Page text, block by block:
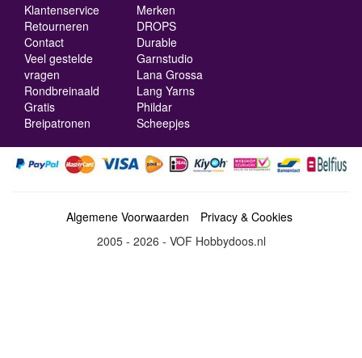
Klantenservice
Retourneren
Contact
Veel gestelde
vragen
Rondbreinaald
Gratis
Breipatronen
Merken
DROPS
Durable
Garnstudio
Lana Grossa
Lang Yarns
Phildar
Scheepjes
Algemene Voorwaarden
Privacy & Cookies
2005 - 2026 - VOF Hobbydoos.nl